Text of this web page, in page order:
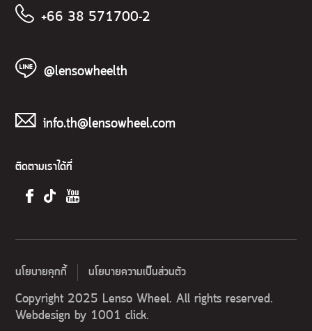
+66 38 571700-2
@lensowheelth
info.th@lensowheel.com
ติดตามเราได้ที่
Copyright 2025 Lenso Wheel. All rights reserved.
Webdesign by 1001 click.
นโยบายคุกกี้ นโยบายความเป็นส่วนตัว